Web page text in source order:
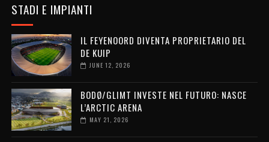
STADI E IMPIANTI
IL FEYENOORD DIVENTA PROPRIETARIO DEL
DE KUIP
JUNE 12, 2026
BODØ/GLIMT INVESTE NEL FUTURO: NASCE
L’ARCTIC ARENA
MAY 21, 2026